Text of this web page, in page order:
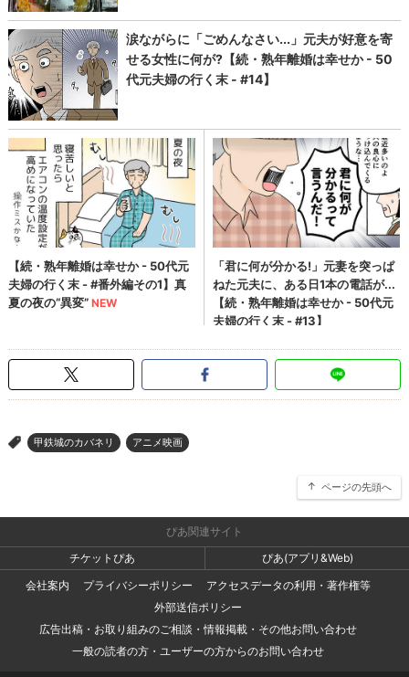
> 甲鉄城のカバネリ アニメ映画
ページの先頭へ
ぴあ関連サイト
チケットぴあ
ぴあ(アプリ&Web)
会社案内
プライバシーポリシー
アクセスデータの利用・著作権等
外部送信ポリシー
広告出稿・お取り組みのご相談・情報掲載・その他お問い合わせ
一般の読者の方・ユーザーの方からのお問い合わせ